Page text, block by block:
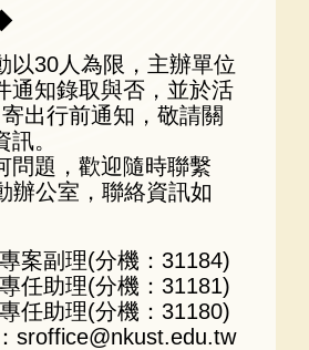
以30人為限，主辦單位
通知錄取與否，並於活
出行前通知，敬請關
。
問題，歡迎隨時聯繫
辦公室，聯絡資訊如
案副理(分機：31184)
任助理(分機：31181)
任助理(分機：31180)
sroffice@nkust.edu.tw